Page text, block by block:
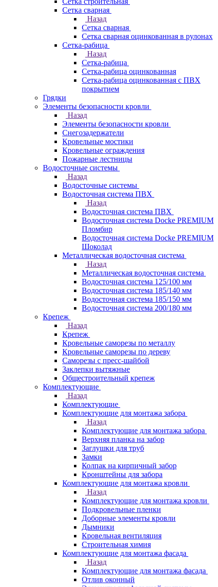
Сетка сварная
Назад
Сетка сварная
Сетка сварная оцинкованная в рулонах
Сетка-рабица
Назад
Сетка-рабица
Сетка-рабица оцинкованная
Сетка-рабица оцинкованная с ПВХ
покрытием
Грядки
Элементы безопасности кровли
Назад
Элементы безопасности кровли
Снегозадержатели
Кровельные мостики
Кровельные ограждения
Пожарные лестницы
Водосточные системы
Назад
Водосточные системы
Водосточная система ПВХ
Назад
Водосточная система ПВХ
Водосточная система Docke PREMIUM
Пломбир
Водосточная система Docke PREMIUM
Шоколад
Металлическая водосточная система
Назад
Металлическая водосточная система
Водосточная система 125/100 мм
Водосточная система 185/140 мм
Водосточная система 185/150 мм
Водосточная система 200/180 мм
Крепеж
Назад
Крепеж
Кровельные саморезы по металлу
Кровельные саморезы по дереву
Саморезы с пресс-шайбой
Заклепки вытяжные
Общестроительный крепеж
Комплектующие
Назад
Комплектующие
Комплектующие для монтажа забора
Назад
Комплектующие для монтажа забора
Верхняя планка на забор
Заглушки для труб
Замки
Колпак на кирпичный забор
Кронштейны для забора
Комплектующие для монтажа кровли
Назад
Комплектующие для монтажа кровли
Подкровельные пленки
Доборные элементы кровли
Дымники
Кровельная вентиляция
Строительная химия
Комплектующие для монтажа фасада
Назад
Комплектующие для монтажа фасада
Отлив оконный